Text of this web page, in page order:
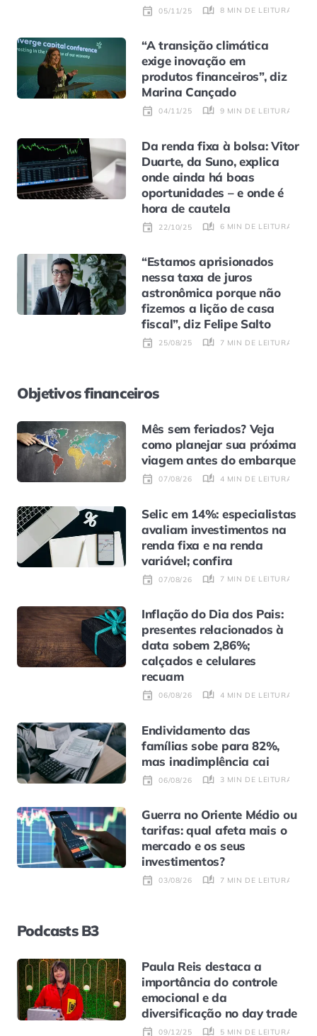
05/11/25 8 MIN DE LEITURA
“A transição climática
exige inovação em
produtos financeiros”, diz
Marina Cançado
04/11/25 9 MIN DE LEITURA
Da renda fixa à bolsa: Vitor
Duarte, da Suno, explica
onde ainda há boas
oportunidades – e onde é
hora de cautela
22/10/25 6 MIN DE LEITURA
“Estamos aprisionados
nessa taxa de juros
astronômica porque não
fizemos a lição de casa
fiscal”, diz Felipe Salto
25/08/25 7 MIN DE LEITURA
Objetivos financeiros
Mês sem feriados? Veja
como planejar sua próxima
viagem antes do embarque
07/08/26 4 MIN DE LEITURA
Selic em 14%: especialistas
avaliam investimentos na
renda fixa e na renda
variável; confira
07/08/26 7 MIN DE LEITURA
Inflação do Dia dos Pais:
presentes relacionados à
data sobem 2,86%;
calçados e celulares
recuam
06/08/26 4 MIN DE LEITURA
Endividamento das
famílias sobe para 82%,
mas inadimplência cai
06/08/26 3 MIN DE LEITURA
Guerra no Oriente Médio ou
tarifas: qual afeta mais o
mercado e os seus
investimentos?
03/08/26 7 MIN DE LEITURA
Podcasts B3
Paula Reis destaca a
importância do controle
emocional e da
diversificação no day trade
09/12/25 5 MIN DE LEITURA